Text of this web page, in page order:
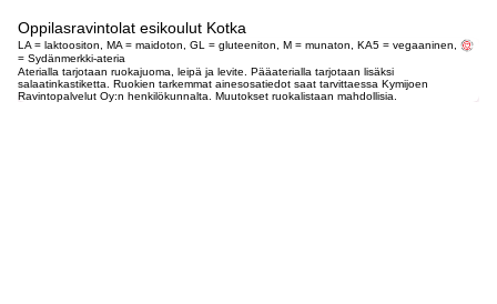
Oppilasravintolat esikoulut Kotka
LA = laktoositon, MA = maidoton, GL = gluteeniton, M = munaton, KA5 = vegaaninen,
= Sydänmerkki-ateria
Aterialla tarjotaan ruokajuoma, leipä ja levite. Pääaterialla tarjotaan lisäksi
salaatinkastiketta. Ruokien tarkemmat ainesosatiedot saat tarvittaessa Kymijoen
Ravintopalvelut Oy:n henkilökunnalta. Muutokset ruokalistaan mahdollisia.